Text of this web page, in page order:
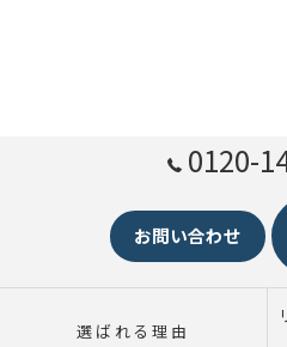
0120-
お問い合わせ
選ばれる理由